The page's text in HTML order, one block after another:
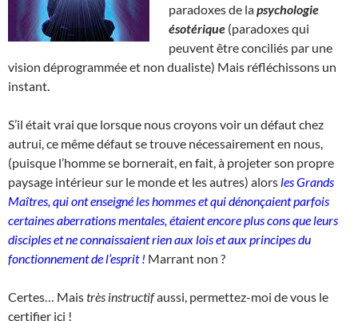
paradoxes de lapsychologie
ésotérique (paradoxes qui
peuvent être conciliés par une
vision déprogrammée et non dualiste) Mais réfléchissons un
instant.
S’il était vrai que lorsque nous croyons voir un défaut chez
autrui, ce même défaut se trouve nécessairement en nous,
(puisque l’homme se bornerait, en fait, à projeter son propre
paysage intérieur sur le monde et les autres) alors les Grands
Maîtres, qui ont enseigné les hommes et qui dénonçaient parfois
certaines aberrations mentales, étaient encore plus cons que leurs
disciples et ne connaissaient rien aux lois et aux principes du
fonctionnement de l’esprit ! Marrant non ?
Certes… Maistrès instructifaussi, permettez-moi de vous le
certifier ici !